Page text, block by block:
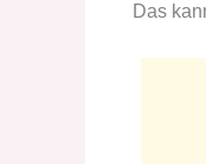
Das